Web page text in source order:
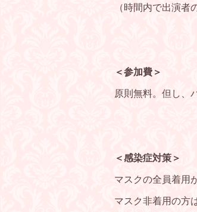
（時間内で出演者
＜参加費＞
原則無料。但し、
＜感染症対策＞
マスクの全員着用
マスク非着用の方